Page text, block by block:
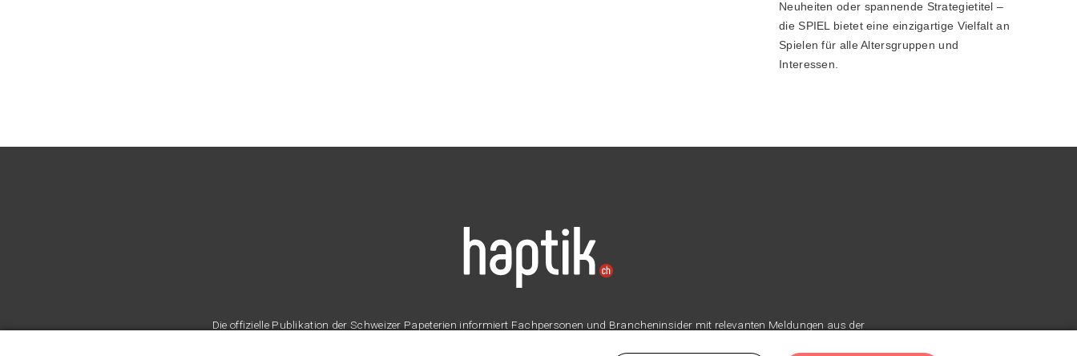
Neuheiten oder spannende Strategietitel –
die SPIEL bietet eine einzigartige Vielfalt an
Spielen für alle Altersgruppen und
Interessen.
Die offizielle Publikation der Schweizer Papeterien informiert Fachpersonen und Brancheninsider mit relevanten Meldungen aus der